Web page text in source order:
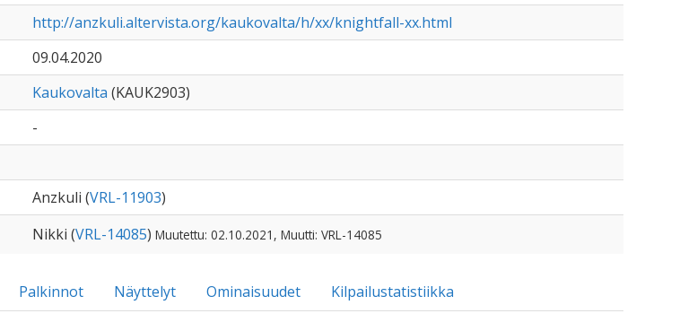
http://anzkuli.altervista.org/kaukovalta/h/xx/knightfall-xx.html
09.04.2020
Kaukovalta (KAUK2903)
-
Anzkuli (VRL-11903)
Nikki (VRL-14085) Muutettu: 02.10.2021, Muutti: VRL-14085
Palkinnot Näyttelyt Ominaisuudet Kilpailustatistiikka